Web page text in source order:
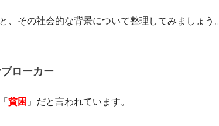
その社会的な背景について整理してみましょう。
ローカー
貧困 」だと言われています。